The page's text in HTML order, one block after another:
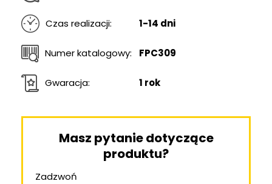
Czas realizacji: 1-14 dni
Numer katalogowy: FPC309
Gwaracja: 1 rok
Masz pytanie dotyczące
produktu?
Zadzwoń